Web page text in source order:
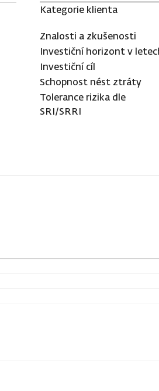
Kategorie klienta
Znalosti a zkušenosti
Investiční horizont v
Investiční cíl
Schopnost nést ztráty
Tolerance rizika dle
SRI/SRRI